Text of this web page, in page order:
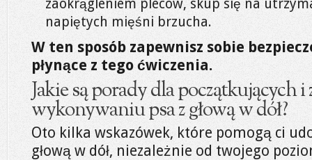
zaokrągleniem pleców, skup się na
napiętych mięśni brzucha.
W ten sposób zapewnisz sobie
płynące z tego ćwiczenia.
Jakie są porady dla początkujących
wykonywaniu psa z głową w dół?
Oto kilka wskazówek, które pomogą ci
głową w dół, niezależnie od twojego